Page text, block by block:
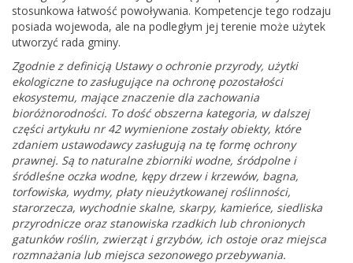
stosunkowa łatwość powoływania. Kompetencje tego rodzaju
posiada wojewoda, ale na podległym jej terenie może użytek
utworzyć rada gminy.
Zgodnie z definicją Ustawy o ochronie przyrody, użytki
ekologiczne to zasługujące na ochronę pozostałości
ekosystemu, mające znaczenie dla zachowania
bioróżnorodności. To dość obszerna kategoria, w dalszej
części artykułu nr 42 wymienione zostały obiekty, które
zdaniem ustawodawcy zasługują na tę formę ochrony
prawnej. Są to naturalne zbiorniki wodne, śródpolne i
śródleśne oczka wodne, kępy drzew i krzewów, bagna,
torfowiska, wydmy, płaty nieużytkowanej roślinności,
starorzecza, wychodnie skalne, skarpy, kamieńce, siedliska
przyrodnicze oraz stanowiska rzadkich lub chronionych
gatunków roślin, zwierząt i grzybów, ich ostoje oraz miejsca
rozmnażania lub miejsca sezonowego przebywania.